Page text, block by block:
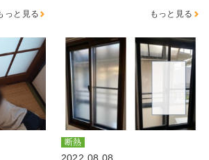
っと見る もっと見る
断熱
2022.08.08